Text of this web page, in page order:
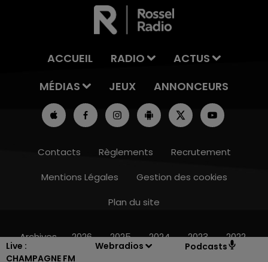
Live :
CHAMPAGNE FM
Webradios Podcasts
10h00 - 14h00
ACCUEIL RADIO
ACTUS
MÉDIAS
JEUX ANNONCEURS
Contacts Règlements
Recrutement
Mentions Légales
Gestion des cookies
Plan du site
Archives 2026 2025 2024 2023 2022